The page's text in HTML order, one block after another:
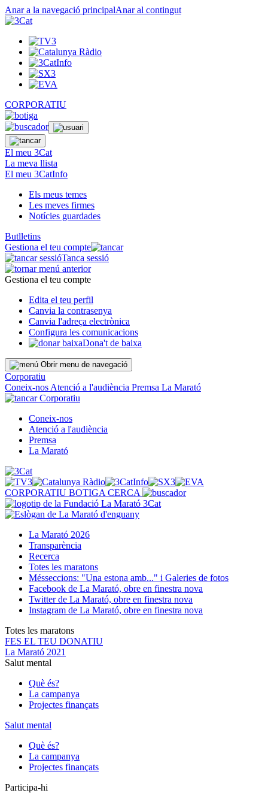
Anar a la navegació principalAnar al contingut
CORPORATIU
El meu 3Cat
La meva llista
El meu 3CatInfo
Els meus temes
Les meves firmes
Notícies guardades
Butlletins
Gestiona el teu compte
Tanca sessió
Gestiona el teu compte
Edita el teu perfil
Canvia la contrasenya
Canvia l'adreça electrònica
Configura les comunicacions
Dona't de baixa
Obrir menu de navegació
Corporatiu
Coneix-nos Atenció a l'audiència Premsa La Marató
Corporatiu
Coneix-nos
Atenció a l'audiència
Premsa
La Marató
CORPORATIU BOTIGA CERCA
La Marató 2026
Transparència
Recerca
Totes les maratons
Mésseccions: "Una estona amb..." i Galeries de fotos
Facebook de La Marató, obre en finestra nova
Twitter de La Marató, obre en finestra nova
Instagram de La Marató, obre en finestra nova
Totes les maratons
FES EL TEU DONATIU
La Marató 2021
Salut mental
Què és?
La campanya
Projectes finançats
Salut mental
Què és?
La campanya
Projectes finançats
Participa-hi